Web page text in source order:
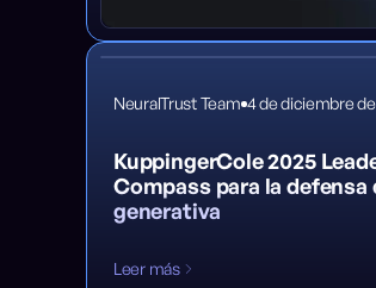
NeuralTrust Team 4 de diciembre
KuppingerCole 2025
Compass para la defensa
generativa
Leer más